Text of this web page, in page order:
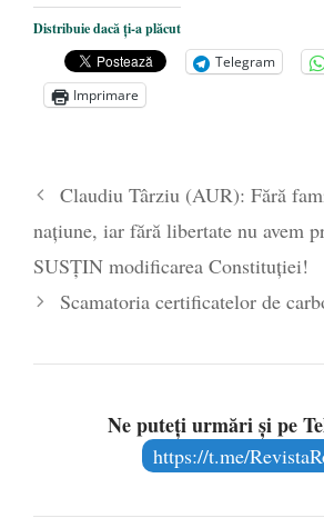
amazoniană, pentru
COP30 - 14 martie 2025
Alegeri controlate
Distribuie dacă ți-a plăcut
Telegram
Imprimare
Claudiu Târziu (AUR): Fără
națiune, iar fără libertate nu avem
SUSȚIN modificarea Constituției!
Scamatoria certificatelor de
Ne puteți urmări și pe
https://t.me/